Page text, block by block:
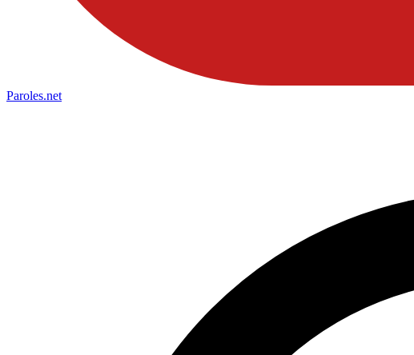
Paroles.net